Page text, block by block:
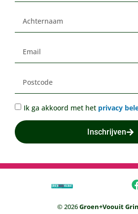
Ik ga akkoord met het privacy
Inschrijven
© 2026Groen+Voouit